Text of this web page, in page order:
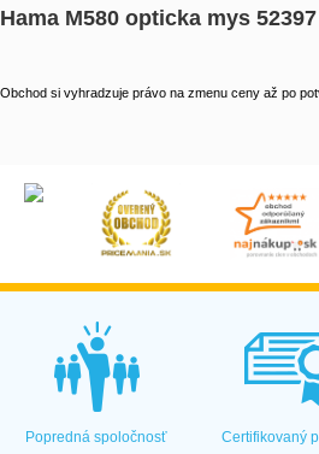
Hama M580 opticka mys 52397
Obchod si vyhradzuje právo na zmenu ceny až po
Popredná spoločnosť Certifikovaný